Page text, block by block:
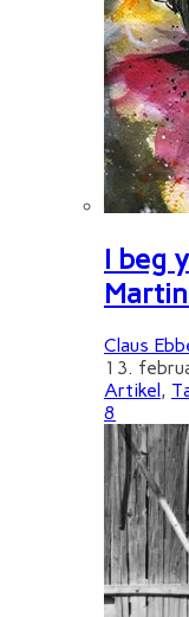
I beg
Claus
13.
Artikel,
8